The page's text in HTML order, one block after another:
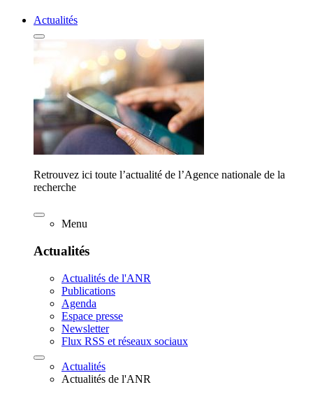
Actualités
Retrouvez ici toute l’actualité de l’Agence nationale de la
recherche
Menu
Actualités
Actualités de l'ANR
Publications
Agenda
Espace presse
Newsletter
Flux RSS et réseaux sociaux
Actualités
Actualités de l'ANR